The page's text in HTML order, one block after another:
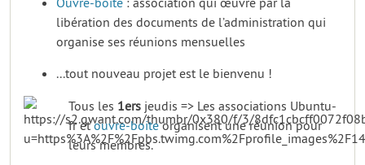
libération des documents de l’administration qui
organise ses réunions mensuelles
...tout nouveau projet est le bienvenu !
Tous les 1ers jeudis => Les associations Ubuntu-
fr etouvre-boiteorganisent une réunion pour
leurs membres.